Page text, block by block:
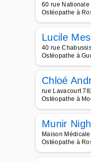
60 rue
Ostéopathe à
Lucile
40 rue
Ostéopathe à
Chloé
rue Lavacourt
Ostéopathe à
Munir
Maison
Ostéopathe à